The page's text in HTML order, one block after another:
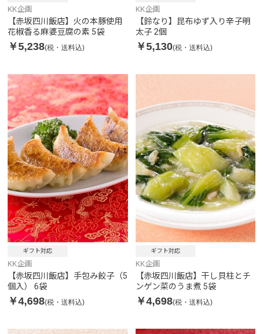
KK企画
【赤坂四川飯店】火の本豚使用
花椒香る麻婆豆腐の素 5袋
￥5,238(税・送料込)
KK企画
【鈴なり】昆布ゆず入り辛子明
太子 2個
￥5,130(税・送料込)
ギフト対応
KK企画
【赤坂四川飯店】手包み餃子（5
個入） 6袋
￥4,698(税・送料込)
ギフト対応
KK企画
【赤坂四川飯店】干し貝柱とチ
ンゲン菜のうま煮 5袋
￥4,698(税・送料込)